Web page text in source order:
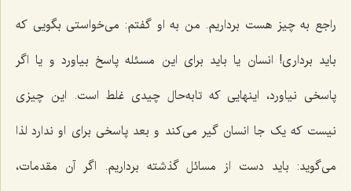
راجع به چیز هست برداریم. من به او گفتم: مى‌خواستى بگویى که
باید بردارى! انسان یا باید براى این مسئله پاسخ بیاورد و یا اگر
پاسخى نیاورد، اینهایى که تابه‌حال چیدى غلط است. این چیزى
نیست که یک جا انسان گیر مى‌کند و بعد پاسخى براى او ندارد لذا
مى‌گوید: باید دست از مسائل گذشته برداریم. اگر آن مقدمات،